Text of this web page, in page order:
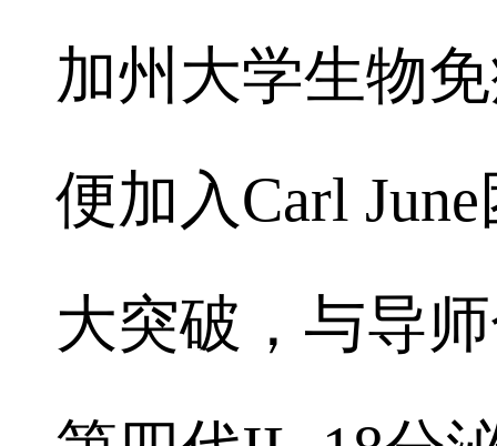
加州大学生物
便加入Carl
大突破，与导